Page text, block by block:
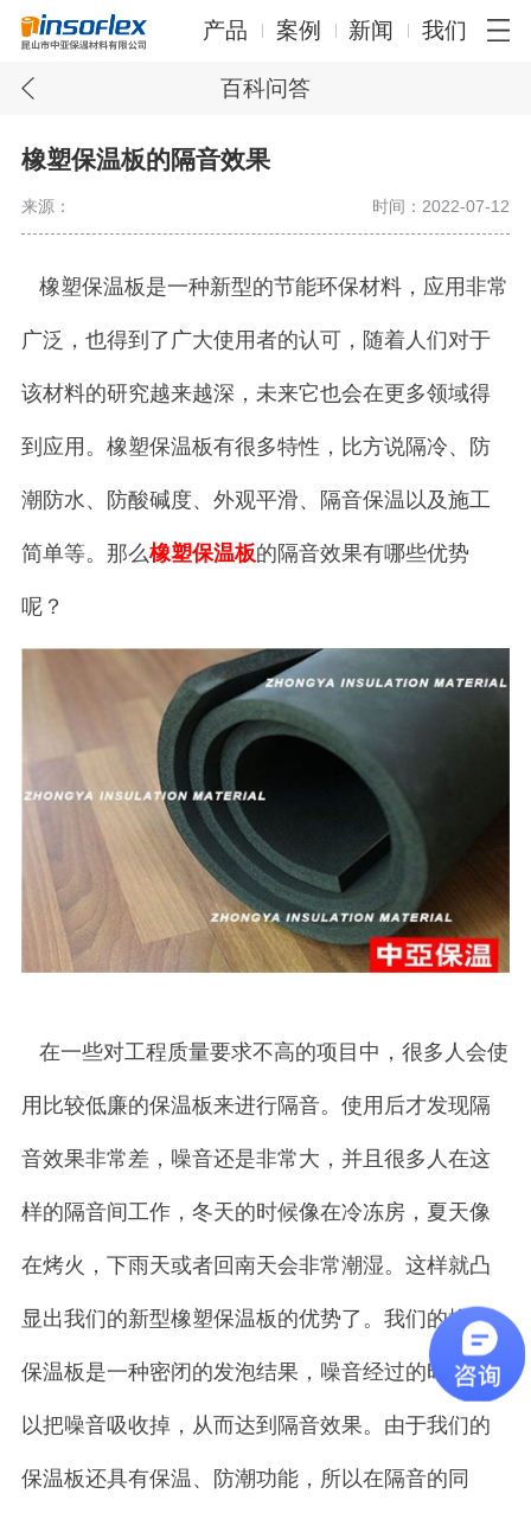
产品 案例 新闻 我们
百科问答
橡塑保温板的隔音效果
来源： 时间：2022-07-12
橡塑保温板是一种新型的节能环保材料，应用非常
广泛，也得到了广大使用者的认可，随着人们对于
该材料的研究越来越深，未来它也会在更多领域得
到应用。橡塑保温板有很多特性，比方说隔冷、防
潮防水、防酸碱度、外观平滑、隔音保温以及施工
简单等。那么橡塑保温板的隔音效果有哪些优势
呢？
在一些对工程质量要求不高的项目中，很多人会使
用比较低廉的保温板来进行隔音。使用后才发现隔
音效果非常差，噪音还是非常大，并且很多人在这
样的隔音间工作，冬天的时候像在冷冻房，夏天像
在烤火，下雨天或者回南天会非常潮湿。这样就凸
显出我们的新型橡塑保温板的优势了。我们的橡塑
保温板是一种密闭的发泡结果，噪音经过的时候可
以把噪音吸收掉，从而达到隔音效果。由于我们的
保温板还具有保温、防潮功能，所以在隔音的同